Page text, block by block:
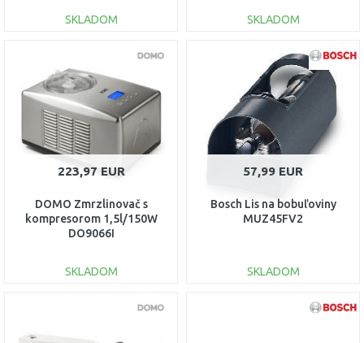
SKLADOM
Porovnať
SKLADOM
DO KOŠÍKA
Porovnať
223,97 EUR
DOMO Zmrzlinovač s
kompresorom 1,5l/150W
DO9066I
SKLADOM
57,99 EUR
Bosch Lis na bobuľoviny
MUZ45FV2
SKLADOM
DO KOŠÍKA